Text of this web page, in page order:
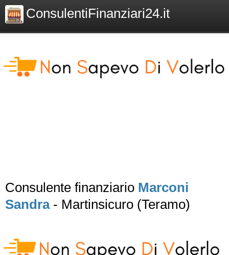
ConsulentiFinanziari24.it
Consulente finanziario Marconi
Sandra- Martinsicuro (Teramo)